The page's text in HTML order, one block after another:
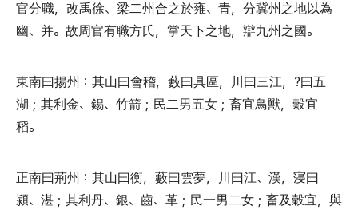
官分職， 改禹徐、 梁二州合之於雍、 青， 分冀州之地以為
幽、 并。 故周官有職方氏， 掌天下之地， 辯九州之國。
東南曰揚州 ： 其山曰會稽， 藪曰具區， 川曰三江， ?曰五
湖 ； 其利金、 錫、 竹箭 ； 民二男五女 ； 畜宜鳥獸， 穀宜
稻。
正南曰荊州 ： 其山曰衡， 藪曰雲夢， 川曰江、 漢， 寖曰
潁、 湛 ； 其利丹、 銀、 齒、 革 ； 民一男二女 ； 畜及穀宜， 與